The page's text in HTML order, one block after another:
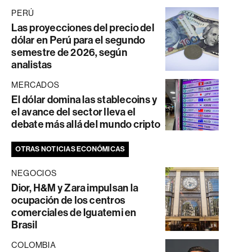
PERÚ
Las proyecciones del precio del
dólar en Perú para el segundo
semestre de 2026, según
analistas
MERCADOS
El dólar domina las stablecoins y
el avance del sector lleva el
debate más allá del mundo cripto
OTRAS NOTICIAS ECONÓMICAS
NEGOCIOS
Dior, H&M y Zara impulsan la
ocupación de los centros
comerciales de Iguatemi en
Brasil
COLOMBIA